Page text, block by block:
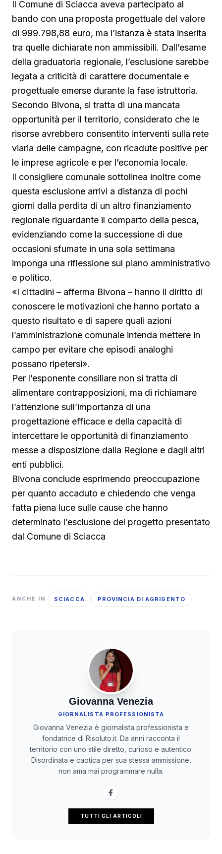
Il Comune di Sciacca aveva partecipato al
bando con una proposta progettuale del valore
di 999.798,88 euro, ma l’istanza è stata inserita
tra quelle dichiarate non ammissibili. Dall’esame
della graduatoria regionale, l’esclusione sarebbe
legata a criticità di carattere documentale e
progettuale emerse durante la fase istruttoria.
Secondo Bivona, si tratta di una mancata
opportunità per il territorio, considerato che le
risorse avrebbero consentito interventi sulla rete
viaria delle campagne, con ricadute positive per
le imprese agricole e per l’economia locale.
Il consigliere comunale sottolinea inoltre come
questa esclusione arrivi a distanza di pochi
giorni dalla perdita di un altro finanziamento
regionale riguardante il comparto della pesca,
evidenziando come la successione di due
occasioni sfumate in una sola settimana
imponga una riflessione sul piano amministrativo
e politico.
«I cittadini – afferma Bivona – hanno il diritto di
conoscere le motivazioni che hanno portato a
questo risultato e di sapere quali azioni
l’amministrazione comunale intenda mettere in
campo per evitare che episodi analoghi
possano ripetersi».
Per l’esponente consiliare non si tratta di
alimentare contrapposizioni, ma di richiamare
l’attenzione sull’importanza di una
progettazione efficace e della capacità di
intercettare le opportunità di finanziamento
messe a disposizione dalla Regione e dagli altri
enti pubblici.
Bivona conclude esprimendo preoccupazione
per quanto accaduto e chiedendo che venga
fatta piena luce sulle cause che hanno
determinato l’esclusione del progetto presentato
dal Comune di Sciacca
ANCHE IN SCIACCA PROVINCIA DI AGRIGENTO
Giovanna Venezia
GIORNALISTA PROFESSIONISTA
Giovanna Venezia è giornalista professionista e
fondatrice di Risoluto.it. Da anni racconta il
territorio con uno stile diretto, curioso e autentico.
Disordinata e caotica per sua stessa ammissione,
non ama mai programmare nulla.
TUTTI GLI ARTICOLI